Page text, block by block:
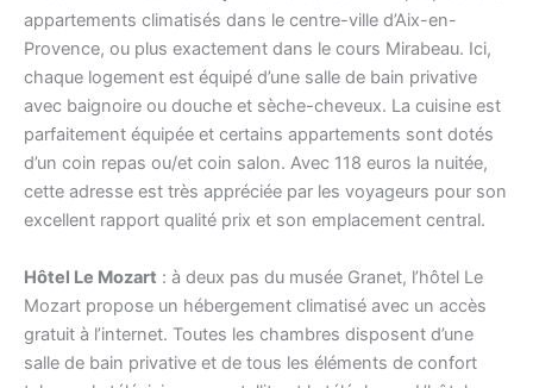
appartements climatisés dans le centre-ville d’Aix-en-
Provence, ou plus exactement dans le cours Mirabeau. Ici,
chaque logement est équipé d’une salle de bain privative
avec baignoire ou douche et sèche-cheveux. La cuisine est
parfaitement équipée et certains appartements sont dotés
d’un coin repas ou/et coin salon. Avec 118 euros la nuitée,
cette adresse est très appréciée par les voyageurs pour son
excellent rapport qualité prix et son emplacement central.
Hôtel Le Mozart : à deux pas du musée Granet, l’hôtel Le
Mozart propose un hébergement climatisé avec un accès
gratuit à l’internet. Toutes les chambres disposent d’une
salle de bain privative et de tous les éléments de confort